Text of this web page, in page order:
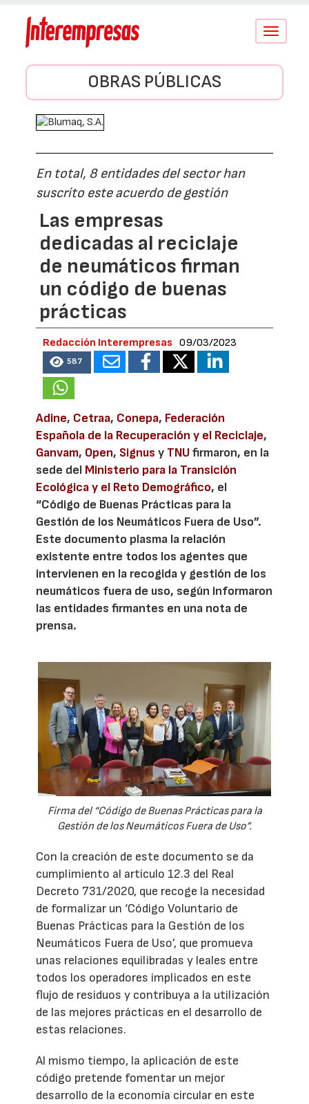
Conmutar
OBRAS PÚBLICAS
En total, 8 entidades del sector han
suscrito este acuerdo de gestión
Las empresas
dedicadas al reciclaje
de neumáticos firman
un código de buenas
prácticas
Redacción Interempresas 09/03/2023
587
Adine, Cetraa, Conepa, Federación
Española de la Recuperación y el Reciclaje,
Ganvam, Open, Signus y TNUfirmaron, en la
sede del Ministerio para la Transición
Ecológica y el Reto Demográfico, el
“Código de Buenas Prácticas para la
Gestión de los Neumáticos Fuera de Uso”.
Este documento plasma la relación
existente entre todos los agentes que
intervienen en la recogida y gestión de los
neumáticos fuera de uso, según informaron
las entidades firmantes en una nota de
prensa.
Firma del “Código de Buenas Prácticas para la
Gestión de los Neumáticos Fuera de Uso”.
Con la creación de este documento se da
cumplimiento al artículo 12.3 del Real
Decreto 731/2020, que recoge la necesidad
de formalizar un ‘Código Voluntario de
Buenas Prácticas para la Gestión de los
Neumáticos Fuera de Uso’, que promueva
unas relaciones equilibradas y leales entre
todos los operadores implicados en este
flujo de residuos y contribuya a la utilización
de las mejores prácticas en el desarrollo de
estas relaciones.
Al mismo tiempo, la aplicación de este
código pretende fomentar un mejor
desarrollo de la economía circular en este